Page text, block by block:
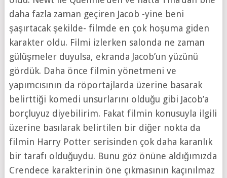
daha fazla zaman geçiren Jacob -yine beni
şaşırtacak şekilde- filmde en çok hoşuma giden
karakter oldu. Filmi izlerken salonda ne zaman
gülüşmeler duyulsa, ekranda Jacob’un yüzünü
gördük. Daha önce filmin yönetmeni ve
yapımcısının da röportajlarda üzerine basarak
belirttiği komedi unsurlarını olduğu gibi Jacob’a
borçluyuz diyebilirim. Fakat filmin konusuyla ilgili
üzerine basılarak belirtilen bir diğer nokta da
filmin Harry Potter serisinden çok daha karanlık
bir tarafı olduğuydu. Bunu göz önüne aldığımızda
Crendece karakterinin öne çıkmasının kaçınılmaz